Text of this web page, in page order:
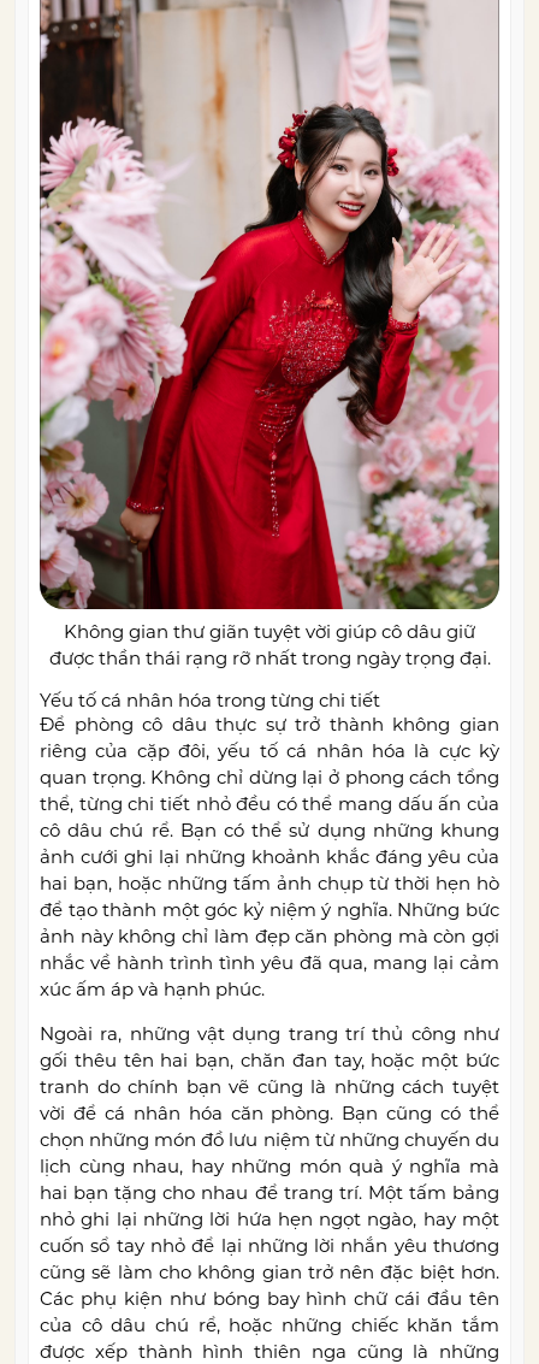
Không gian thư giãn tuyệt vời giúp cô dâu giữ
được thần thái rạng rỡ nhất trong ngày trọng đại.
Yếu tố cá nhân hóa trong từng chi tiết
Để phòng cô dâu thực sự trở thành không gian
riêng của cặp đôi, yếu tố cá nhân hóa là cực kỳ
quan trọng. Không chỉ dừng lại ở phong cách tổng
thể, từng chi tiết nhỏ đều có thể mang dấu ấn của
cô dâu chú rể. Bạn có thể sử dụng những khung
ảnh cưới ghi lại những khoảnh khắc đáng yêu của
hai bạn, hoặc những tấm ảnh chụp từ thời hẹn hò
để tạo thành một góc kỷ niệm ý nghĩa. Những bức
ảnh này không chỉ làm đẹp căn phòng mà còn gợi
nhắc về hành trình tình yêu đã qua, mang lại cảm
xúc ấm áp và hạnh phúc.
Ngoài ra, những vật dụng trang trí thủ công như
gối thêu tên hai bạn, chăn đan tay, hoặc một bức
tranh do chính bạn vẽ cũng là những cách tuyệt
vời để cá nhân hóa căn phòng. Bạn cũng có thể
chọn những món đồ lưu niệm từ những chuyến du
lịch cùng nhau, hay những món quà ý nghĩa mà
hai bạn tặng cho nhau để trang trí. Một tấm bảng
nhỏ ghi lại những lời hứa hẹn ngọt ngào, hay một
cuốn sổ tay nhỏ để lại những lời nhắn yêu thương
cũng sẽ làm cho không gian trở nên đặc biệt hơn.
Các phụ kiện như bóng bay hình chữ cái đầu tên
của cô dâu chú rể, hoặc những chiếc khăn tắm
được xếp thành hình thiên nga cũng là những